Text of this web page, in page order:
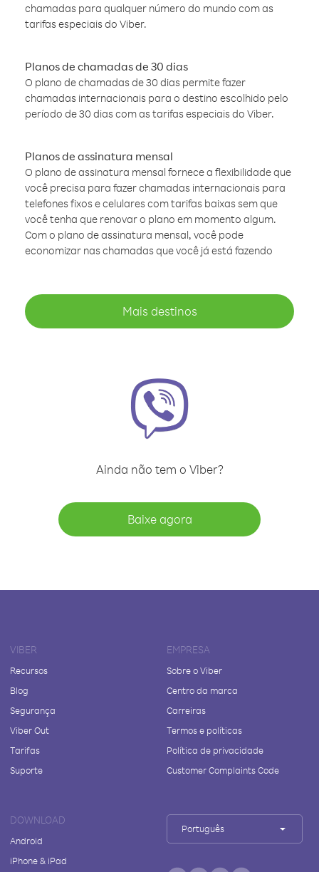
chamadas para qualquer número do mundo com as
tarifas especiais do Viber.
Planos de chamadas de 30 dias
O plano de chamadas de 30 dias permite fazer
chamadas internacionais para o destino escolhido pelo
período de 30 dias com as tarifas especiais do Viber.
Planos de assinatura mensal
O plano de assinatura mensal fornece a flexibilidade que
você precisa para fazer chamadas internacionais para
telefones fixos e celulares com tarifas baixas sem que
você tenha que renovar o plano em momento algum.
Com o plano de assinatura mensal, você pode
economizar nas chamadas que você já está fazendo
Mais destinos
Ainda não tem o Viber?
Baixe agora
VIBER
Recursos
Blog
Segurança
Viber Out
Tarifas
Suporte
EMPRESA
Sobre o Viber
Centro da marca
Carreiras
Termos e políticas
Política de privacidade
Customer Complaints Code
DOWNLOAD
Android
iPhone & iPad
Português